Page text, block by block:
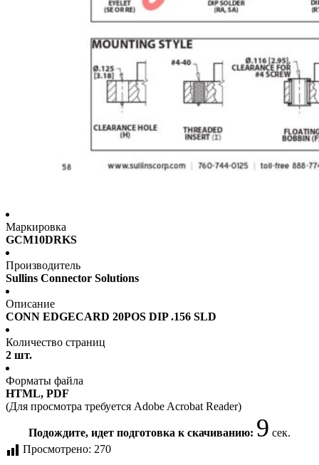
Маркировка
GCM10DRKS
Производитель
Sullins Connector Solutions
Описание
CONN EDGECARD 20POS DIP .156 SLD
Количество страниц
2 шт.
Форматы файла
HTML, PDF
(Для просмотра требуется Adobe Acrobat Reader)
Подождите, идет подготовка к скачиванию: 9 сек.
Просмотрено: 270